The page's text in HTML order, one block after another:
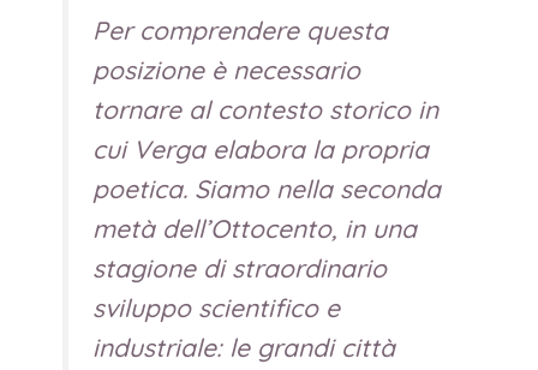
Per comprendere questa
posizione è necessario
tornare al contesto storico in
cui Verga elabora la propria
poetica. Siamo nella seconda
metà dell’Ottocento, in una
stagione di straordinario
sviluppo scientifico e
industriale: le grandi città